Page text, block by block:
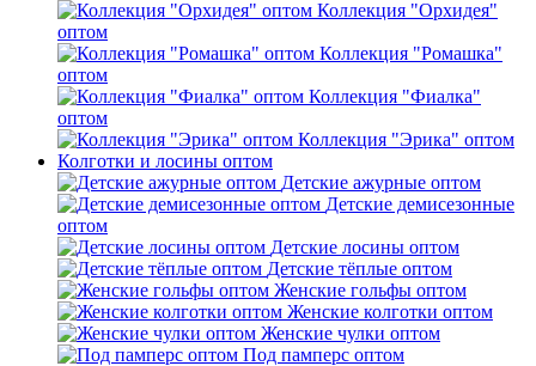
Коллекция "Орхидея"
оптом
Коллекция "Ромашка"
оптом
Коллекция "Фиалка"
оптом
Коллекция "Эрика" оптом
Колготки и лосины оптом
Детские ажурные оптом
Детские демисезонные
оптом
Детские лосины оптом
Детские тёплые оптом
Женские гольфы оптом
Женские колготки оптом
Женские чулки оптом
Под памперс оптом